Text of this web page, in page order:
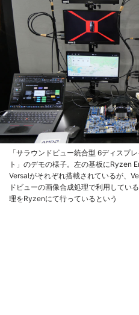
「サラウンドビュー統合型 6ディスプ
ト」のデモの様子。左の基板にRyzen
Versalがそれぞれ搭載されているが、
ドビューの画像合成処理で利用してい
理をRyzenにて行っているという